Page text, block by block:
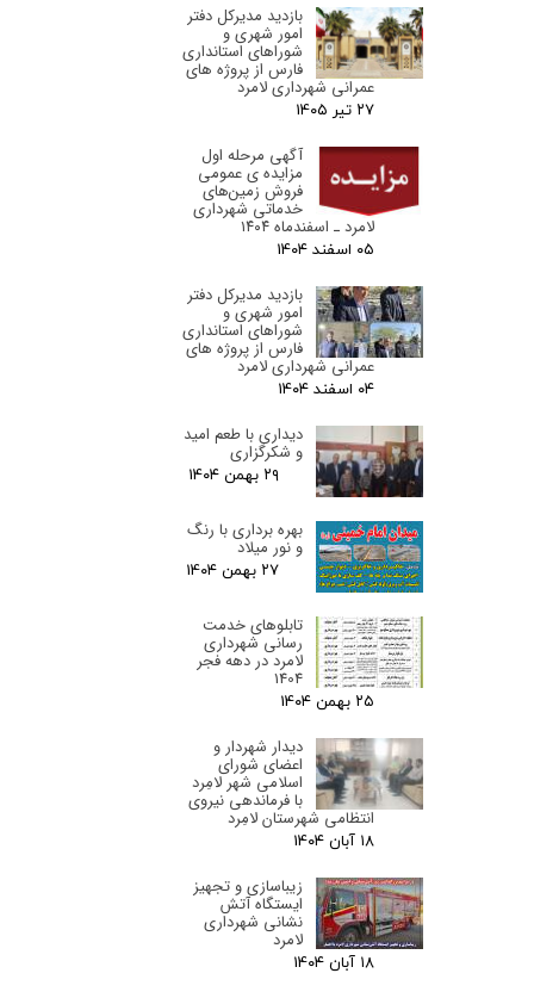
بازدید مدیرکل دفتر
امور شهری و
شوراهای استانداری
فارس از پروژه های
عمرانی شهرداری لامرد
۲۷ تیر ۰۵
آگهی مرحله اول
مزایده ی عمومی
فروش زمین‌های
خدماتی شهرداری
لامرد ـ اسفندماه ۱۴۰۴
۰۵ اسفند ۰۴
بازدید مدیرکل دفتر
امور شهری و
شوراهای استانداری
فارس از پروژه های
عمرانی شهرداری لامرد
۰۴ اسفند ۰۴
دیداری با طعم امید
و شکرگزاری
۲۹ بهمن ۰۴
بهره برداری با رنگ
و نور میلاد
۲۷ بهمن ۰۴
تابلوهای خدمت
رسانی شهرداری
لامرد در دهه فجر
1404
۲۵ بهمن ۰۴
دیدار شهردار و
اعضای شورای
اسلامی شهر لامِرد
با فرماندهی نیروی
انتظامی شهرستان لامِرد
۱۸ آبان ۰۴
زیباسازی و تجهیز
ایستگاه آتش
نشانی شهرداری
لامرد
۱۸ آبان ۰۴